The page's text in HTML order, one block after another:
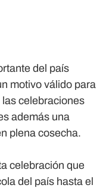
del país
motivo válido para
celebraciones
además una
plena cosecha.
celebración que
del país hasta el